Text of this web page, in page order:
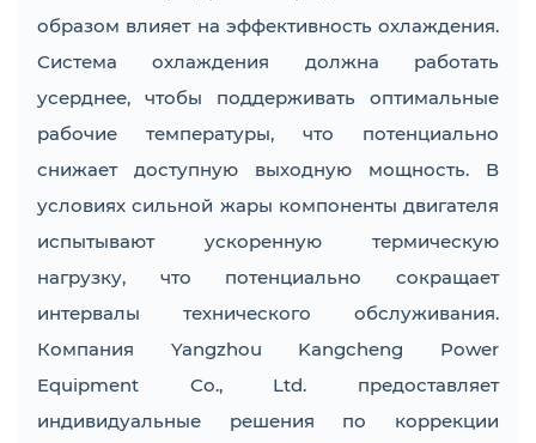
образом влияет на эффективность охлаждения.
Система охлаждения должна работать
усерднее, чтобы поддерживать оптимальные
рабочие температуры, что потенциально
снижает доступную выходную мощность. В
условиях сильной жары компоненты двигателя
испытывают ускоренную термическую
нагрузку, что потенциально сокращает
интервалы технического обслуживания.
Компания Yangzhou Kangcheng Power
Equipment Co., Ltd. предоставляет
индивидуальные решения по коррекции